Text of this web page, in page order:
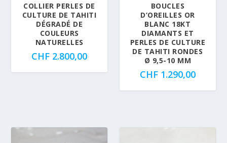
COLLIER PERLES DE
CULTURE DE TAHITI
DÉGRADÉ DE
COULEURS
NATURELLES
CHF 2.800,00
BOUCLES
D’OREILLES OR
BLANC 18KT
DIAMANTS ET
PERLES DE CULTURE
DE TAHITI RONDES
Ø 9,5-10 MM
CHF1.290,00